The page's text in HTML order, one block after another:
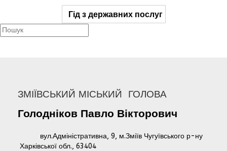
Гід з державних послуг
ЗМІЇВСЬКИЙ МІСЬКИЙ ГОЛОВА
Голодніков Павло Вікторович
вул.Адміністративна, 9, м.Зміїв Чугуївського р-ну
Харківської обл., 63404